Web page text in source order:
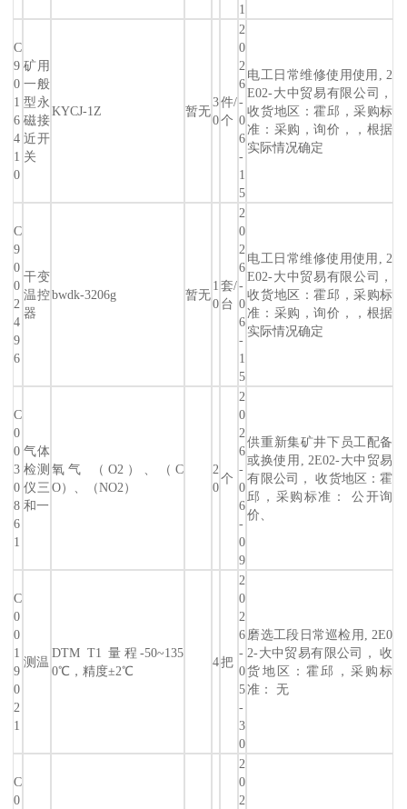
1
C
9
0
1
6
4
1
0
矿用
一般
型永
磁接
近开
关
KYCJ-1Z 暂无
3
0
件/
个
2
0
2
6
-
0
6
-
1
5
电工日常维修使用使用, 2
E02-大中贸易有限公司，
收货地区：霍邱，采购标
准：采购，询价，，根据
实际情况确定
C
9
0
0
2
4
9
6
干变
温控
器
bwdk-3206g 暂无
1
0
套/
台
2
0
2
6
-
0
6
-
1
5
电工日常维修使用使用, 2
E02-大中贸易有限公司，
收货地区：霍邱，采购标
准：采购，询价，，根据
实际情况确定
C
0
0
3
0
8
6
1
气体
检测
仪三
和一
氧气 （O2）、（C
O）、（NO2）
2
0
个
2
0
2
6
-
0
6
-
0
9
供重新集矿井下员工配备
或换使用, 2E02-大中贸易
有限公司， 收货地区：霍
邱，采购标准： 公开询
价、
C
0
0
1
9
0
2
1
测温
DTM T1 量程-50~135
0℃，精度±2℃
4把
2
0
2
6
-
0
5
-
3
0
磨选工段日常巡检用, 2E0
2-大中贸易有限公司， 收
货地区：霍邱，采购标
准： 无
C
0
2
0
2